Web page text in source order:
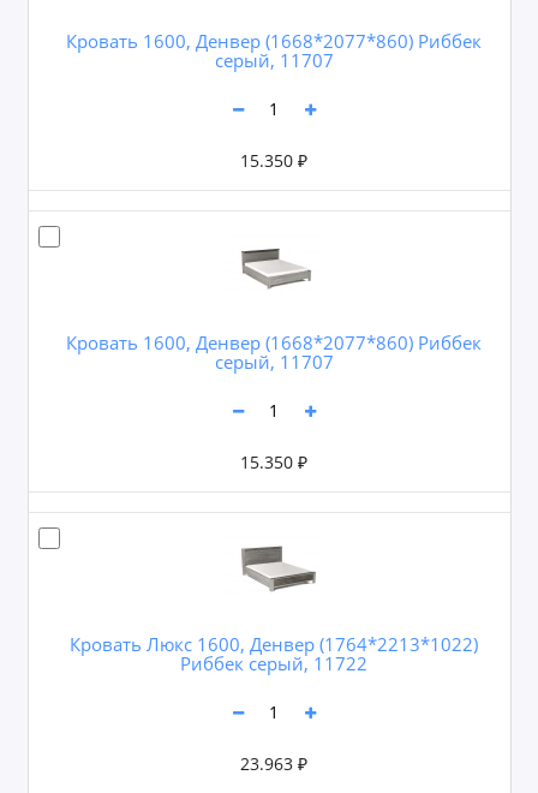
Кровать 1600, Денвер (1668*2077*860) Риббек
серый, 11707
15.350 ₽
Кровать 1600, Денвер (1668*2077*860) Риббек
серый, 11707
15.350 ₽
Кровать Люкс 1600, Денвер (1764*2213*1022)
Риббек серый, 11722
23.963 ₽